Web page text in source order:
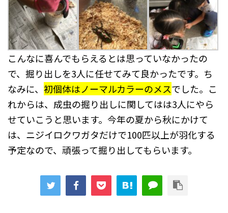
こんなに喜んでもらえるとは思っていなかったの
で、掘り出しを3人に任せてみて良かったです。ち
なみに、 初個体はノーマルカラーのメスでした。こ
れからは、成虫の掘り出しに関してはは3人にやら
せていこうと思います。今年の夏から秋にかけて
は、ニジイロクワガタだけで100匹以上が羽化する
予定なので、頑張って掘り出してもらいます。